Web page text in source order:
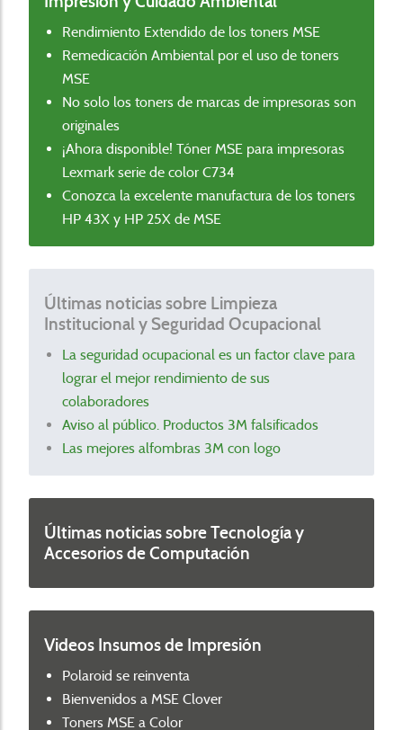
Rendimiento Extendido de los toners MSE
Remedicación Ambiental por el uso de toners
MSE
No solo los toners de marcas de impresoras son
originales
¡Ahora disponible! Tóner MSE para impresoras
Lexmark serie de color C734
Conozca la excelente manufactura de los toners
HP 43X y HP 25X de MSE
Últimas noticias sobre Limpieza
Institucional y Seguridad Ocupacional
La seguridad ocupacional es un factor clave para
lograr el mejor rendimiento de sus
colaboradores
Aviso al público. Productos 3M falsificados
Las mejores alfombras 3M con logo
Últimas noticias sobre Tecnología y
Accesorios de Computación
Videos Insumos de Impresión
Polaroid se reinventa
Bienvenidos a MSE Clover
Toners MSE a Color